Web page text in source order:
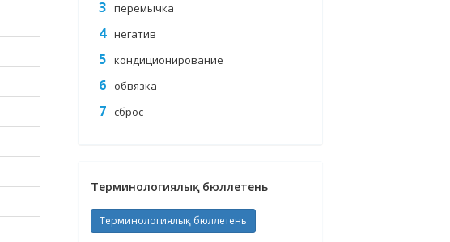
перемычка
негатив
кондиционирование
обвязка
сброс
Терминологиялық бюллетень
Терминологиялық бюллетень